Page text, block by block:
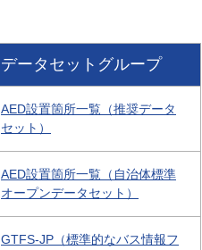
データセットグループ
AED設置箇所一覧（推奨データ
セット）
AED設置箇所一覧（自治体標準
オープンデータセット）
GTFS-JP（標準的なバス情報フ